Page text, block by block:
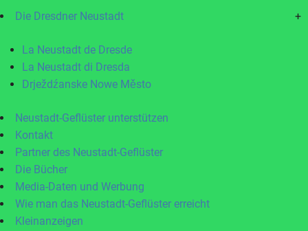
Die Dresdner Neustadt +
La Neustadt de Dresde
La Neustadt di Dresda
Drježdźanske Nowe Město
Neustadt-Geflüster unterstützen
Kontakt
Partner des Neustadt-Geflüster
Die Bücher
Media-Daten und Werbung
Wie man das Neustadt-Geflüster erreicht
Kleinanzeigen